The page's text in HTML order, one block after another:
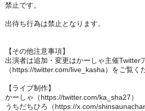
禁止です。
出待ち行為は禁止となります。
【その他注意事項】
出演者は追加・変更はかーしゃ主催Twitter
（https://twitter.com/live_kasha）をご覧く
【ライブ制作】
かーしゃ（https://twitter.com/ka_sha27）
うちだちひろ（https://x.com/shinsaunachan